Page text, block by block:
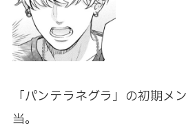
「パンテラネグラ」の初期メ
当。